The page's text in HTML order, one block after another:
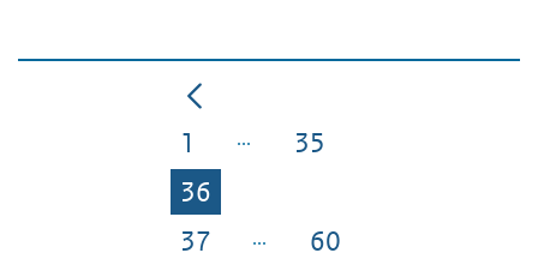
Pagina
1 Pagina
35
Pagina
36
Pagina
37 Pagina
60